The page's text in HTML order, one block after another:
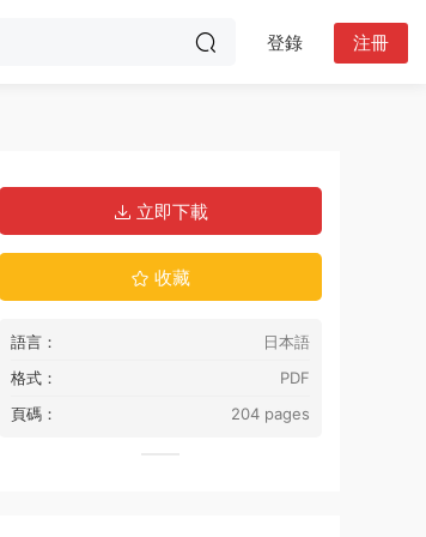
登錄 注冊
立即下載
收藏
語言：
日本語
格式：
PDF
頁碼：
204 pages